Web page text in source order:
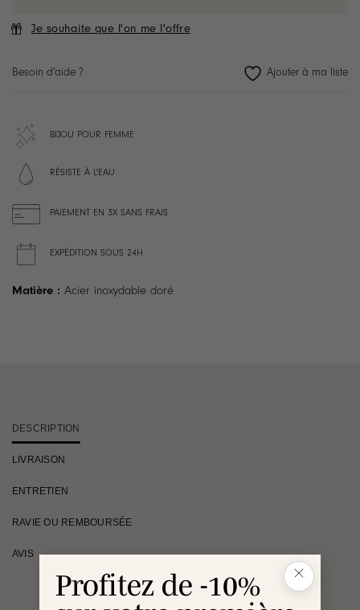
Profitez de -10%
Je souhaite que l'on me l'offre
Besoin d'aide ?
BIJOU POUR FEMME
RÉSISTE À L'EAU
PAIEMENT EN 3X SANS FRAIS
EXPÉDITION SOUS 24H
Matière : Acier inoxydable doré
DESCRIPTION
LIVRAISON
ENTRETIEN
RAVIE OU REMBOURSÉE
AVIS